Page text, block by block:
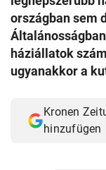
© Krone
Muthgasse 2, 1190
országban sem
háziállatok
ugyanakkor a
Kronen
hinzufügen